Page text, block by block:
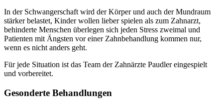
In der Schwangerschaft wird der Körper und auch der Mundraum
stärker belastet, Kinder wollen lieber spielen als zum Zahnarzt,
behinderte Menschen überlegen sich jeden Stress zweimal und
Patienten mit Ängsten vor einer Zahnbehandlung kommen nur,
wenn es nicht anders geht.
Für jede Situation ist das Team der Zahnärzte Paudler eingespielt
und vorbereitet.
Gesonderte Behandlungen